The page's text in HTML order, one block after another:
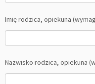
Imię rodzica, opiekuna
Nazwisko rodzica, opiekuna